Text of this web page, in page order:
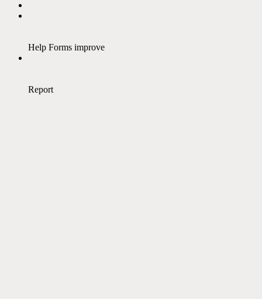
Help Forms improve
Report